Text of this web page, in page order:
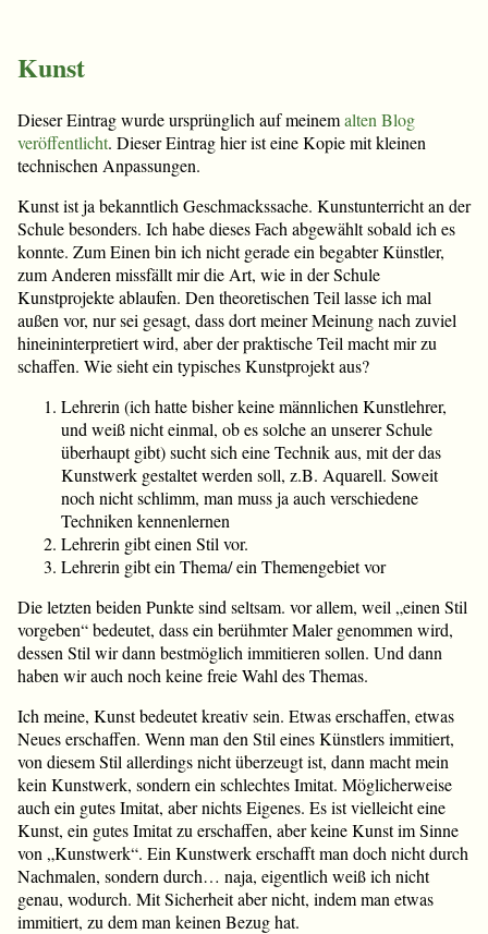
Kunst
Dieser Eintrag wurde ursprünglich auf meinemalten Blog
veröffentlicht. Dieser Eintrag hier ist eine Kopie mit kleinen
technischen Anpassungen.
Kunst ist ja bekanntlich Geschmackssache. Kunstunterricht an der
Schule besonders. Ich habe dieses Fach abgewählt sobald ich es
konnte. Zum Einen bin ich nicht gerade ein begabter Künstler,
zum Anderen missfällt mir die Art, wie in der Schule
Kunstprojekte ablaufen. Den theoretischen Teil lasse ich mal
außen vor, nur sei gesagt, dass dort meiner Meinung nach zuviel
hineininterpretiert wird, aber der praktische Teil macht mir zu
schaffen. Wie sieht ein typisches Kunstprojekt aus?
Lehrerin (ich hatte bisher keine männlichen Kunstlehrer,
und weiß nicht einmal, ob es solche an unserer Schule
überhaupt gibt) sucht sich eine Technik aus, mit der das
Kunstwerk gestaltet werden soll, z.B. Aquarell. Soweit
noch nicht schlimm, man muss ja auch verschiedene
Techniken kennenlernen
Lehrerin gibt einen Stil vor.
Lehrerin gibt ein Thema/ ein Themengebiet vor
Die letzten beiden Punkte sind seltsam. vor allem, weil „einen Stil
vorgeben“ bedeutet, dass ein berühmter Maler genommen wird,
dessen Stil wir dann bestmöglich immitieren sollen. Und dann
haben wir auch noch keine freie Wahl des Themas.
Ich meine, Kunst bedeutet kreativ sein. Etwas erschaffen, etwas
Neues erschaffen. Wenn man den Stil eines Künstlers immitiert,
von diesem Stil allerdings nicht überzeugt ist, dann macht mein
kein Kunstwerk, sondern ein schlechtes Imitat. Möglicherweise
auch ein gutes Imitat, aber nichts Eigenes. Es ist vielleicht eine
Kunst, ein gutes Imitat zu erschaffen, aber keine Kunst im Sinne
von „Kunstwerk“. Ein Kunstwerk erschafft man doch nicht durch
Nachmalen, sondern durch… naja, eigentlich weiß ich nicht
genau, wodurch. Mit Sicherheit aber nicht, indem man etwas
immitiert, zu dem man keinen Bezug hat.